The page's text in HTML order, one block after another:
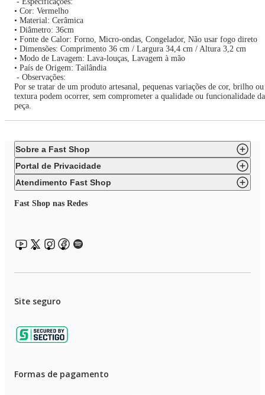
• Cor: Vermelho
• Material: Cerâmica
• Diâmetro: 36cm
• Fonte de Calor: Forno, Micro-ondas, Congelador, Não usar fogo direto
• Dimensões: Comprimento 36 cm / Largura 34,4 cm / Altura 3,2 cm
• Modo de Lavagem: Lava-louças, Lavagem à mão
• País de Origem: Tailândia
- Observações:
Por se tratar de um produto artesanal, pequenas variações de cor, brilho ou
textura podem ocorrer, sem comprometer a qualidade ou funcionalidade da
peça.
Sobre a Fast Shop
Portal de Privacidade
Atendimento Fast Shop
Fast Shop nas Redes
Site seguro
Formas de pagamento